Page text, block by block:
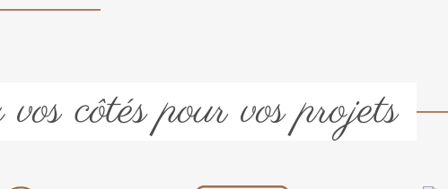
côtés pour vos projets